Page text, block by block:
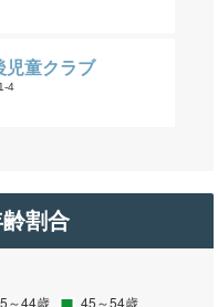
児童クラブ
4
割合